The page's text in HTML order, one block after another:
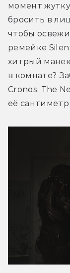
момент
бросить в
чтобы
ремейке
хитрый
в комнате?
Cronos: The
её